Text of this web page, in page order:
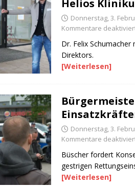
Helios
Donnerstag, 3.
Kommentare
Dr. Felix
Direktors.
[Weiterlesen]
Donnerstag, 3.
Kommentare
Büscher fordert
gestrigen
[Weiterlesen]